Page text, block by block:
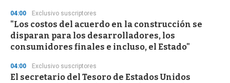
04:00 Exclusivo suscriptores
"Los costos del acuerdo en la construcción se
disparan para los desarrolladores, los
consumidores finales e incluso, el Estado"
04:00 Exclusivo suscriptores
El secretario del Tesoro de Estados Unidos